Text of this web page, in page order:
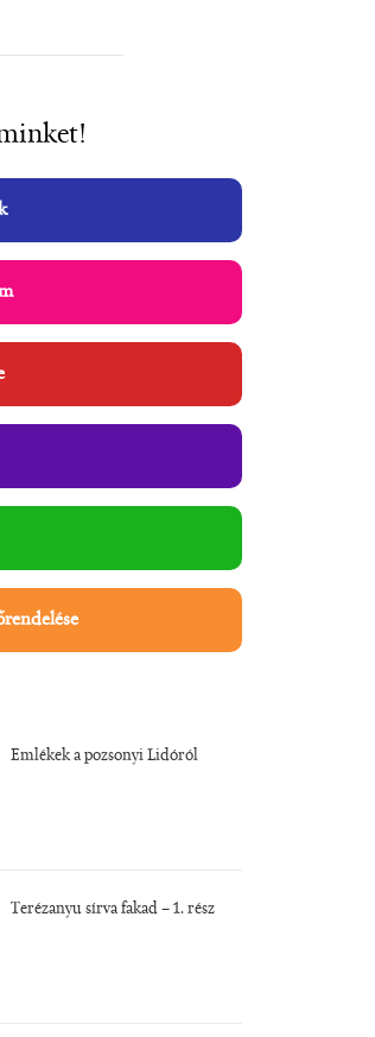
Emlékek a pozsonyi Lidóról
Terézanyu sírva fakad – 1. rész